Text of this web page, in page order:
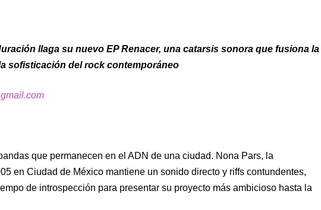
llaga su nuevo EP Renacer, una catarsis sonora que fusiona la
sofisticación del rock contemporáneo
que permanecen en el ADN de una ciudad. Nona Pars, la
en Ciudad de México mantiene un sonido directo y riffs contundentes,
de introspección para presentar su proyecto más ambicioso hasta la